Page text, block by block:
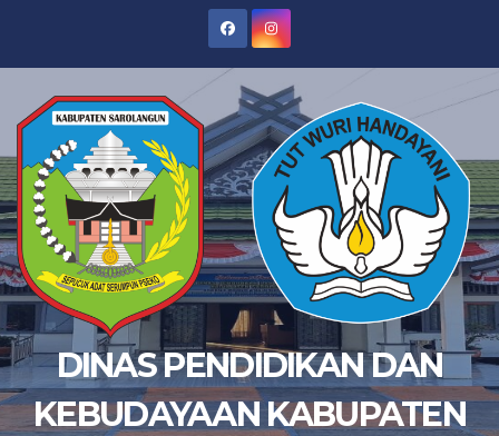
DINAS PENDIDIKAN DAN
KEBUDAYAAN KABUPATEN